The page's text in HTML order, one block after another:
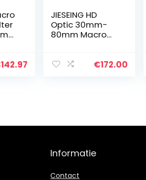
142.97
JIESEING HD
Optic 30mm-
80mm Macro
Super Macro
€172.00
Informatie
Contact